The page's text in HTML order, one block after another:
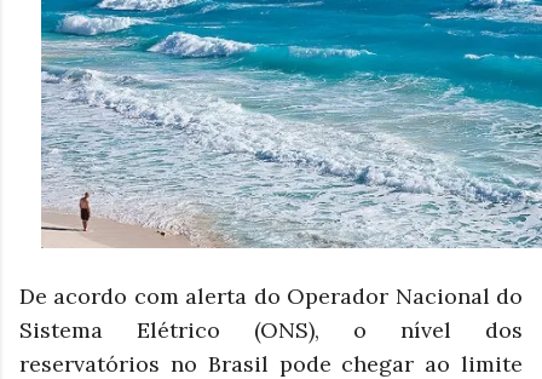
De acordo com alerta do Operador Nacional do
Sistema Elétrico (ONS), o nível dos
reservatórios no Brasil pode chegar ao limite